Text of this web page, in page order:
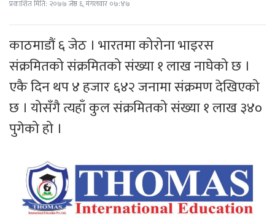
प्रकाशित मिति: २०७७ जेष्ठ ६, मंगलवार ०७:४७
काठमाडौं ६ जेठ । भारतमा कोरोना भाइरस
संक्रमितको संक्रमितको संख्या १ लाख नाघेको छ ।
एकै दिन थप ४ हजार ६४२ जनामा संक्रमण देखिएको
छ । योसँगै त्यहाँ कुल संक्रमितको संख्या १ लाख ३४०
पुगेको हो ।